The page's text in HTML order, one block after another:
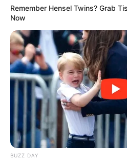
Remember Hensel Twins? Grab
Now
BUZZ DAY